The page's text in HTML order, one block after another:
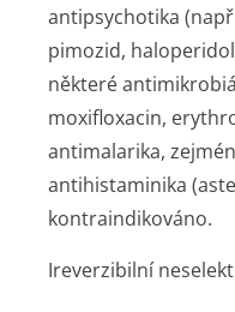
antipsychotika
pimozid,
některé
moxifloxacin,
antimalarika,
antihistaminika
kontraindikováno.
Ireverzibilní